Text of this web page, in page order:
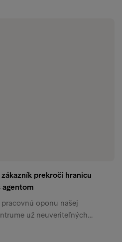
prekročí hranicu
agentom
oponu našej
už neuveriteľných…